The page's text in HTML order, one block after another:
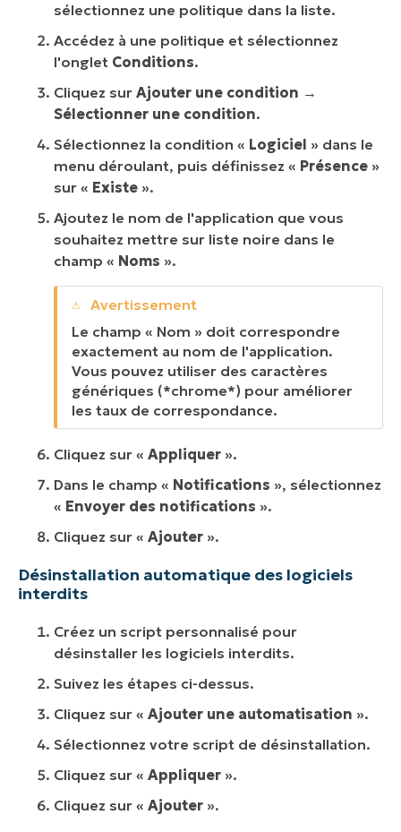
sélectionnez une politique dans la liste.
Accédez à une politique et sélectionnez
l'onglet Conditions.
Cliquez sur Ajouter une condition →
Sélectionner une condition.
Sélectionnez la condition « Logiciel » dans le
menu déroulant, puis définissez « Présence »
sur « Existe ».
Ajoutez le nom de l'application que vous
souhaitez mettre sur liste noire dans le
champ « Noms ».
Le champ « Nom » doit correspondre
exactement au nom de l'application.
Vous pouvez utiliser des caractères
génériques (*chrome*) pour améliorer
les taux de correspondance.
Cliquez sur « Appliquer ».
Dans le champ « Notifications », sélectionnez
« Envoyer des notifications ».
Cliquez sur « Ajouter ».
Désinstallation automatique des logiciels
interdits
Créez un script personnalisé pour
désinstaller les logiciels interdits.
Suivez les étapes ci-dessus.
Cliquez sur « Ajouter une automatisation ».
Sélectionnez votre script de désinstallation.
Cliquez sur « Appliquer ».
Cliquez sur « Ajouter ».